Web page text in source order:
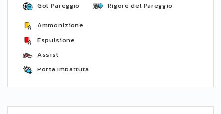
Gol Pareggio
Rigore del Pareggio
Ammonizione
Espulsione
Assist
Porta Imbattuta